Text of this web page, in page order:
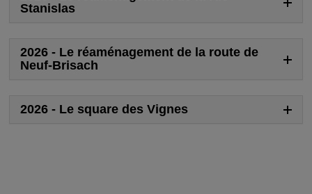
Stanislas
2026 - Le réaménagement de la route de
Neuf-Brisach
2026 - Le square des Vignes